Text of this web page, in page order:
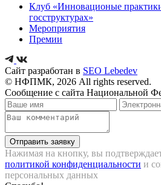
Клуб «Инновационые
госструктурах»
Мероприятия
Премии
Сайт разработан в SEO Lebedev
© HФПМК, 2026 All rights reserved.
Сообщение с сайта Национальной
Отправить заявку
Нажимая на кнопку, вы
политикой конфиденциальности и
персональных данных